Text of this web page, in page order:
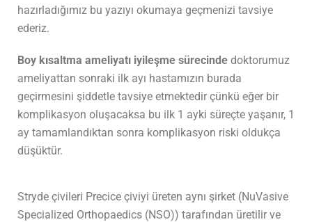
hazırladığımız bu yazıyı okumaya geçmenizi tavsiye
ederiz.
Boy kısaltma ameliyatı iyileşme sürecinde doktorumuz
ameliyattan sonraki ilk ayı hastamızın burada
geçirmesini şiddetle tavsiye etmektedir çünkü eğer bir
komplikasyon oluşacaksa bu ilk 1 ayki süreçte yaşanır, 1
ay tamamlandıktan sonra komplikasyon riski oldukça
düşüktür.
Stryde çivileri Precice çiviyi üreten aynı şirket (NuVasive
Specialized Orthopaedics (NSO)) tarafından üretilir ve